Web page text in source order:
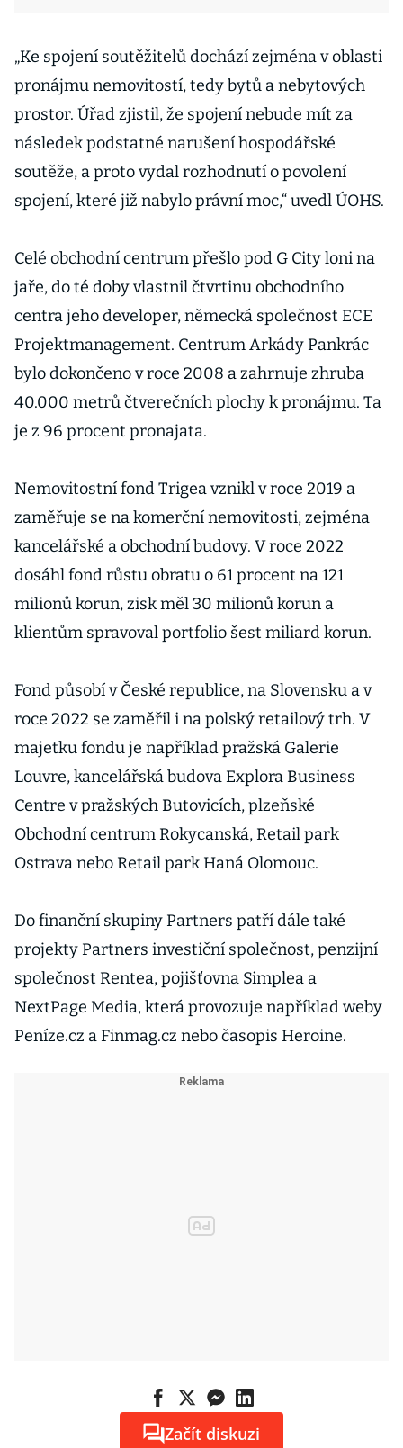
„Ke spojení soutěžitelů dochází zejména v oblasti
pronájmu nemovitostí, tedy bytů a nebytových
prostor. Úřad zjistil, že spojení nebude mít za
následek podstatné narušení hospodářské
soutěže, a proto vydal rozhodnutí o povolení
spojení, které již nabylo právní moc,“ uvedl ÚOHS.
Celé obchodní centrum přešlo pod G City loni na
jaře, do té doby vlastnil čtvrtinu obchodního
centra jeho developer, německá společnost ECE
Projektmanagement. Centrum Arkády Pankrác
bylo dokončeno v roce 2008 a zahrnuje zhruba
40.000 metrů čtverečních plochy k pronájmu. Ta
je z 96 procent pronajata.
Nemovitostní fond Trigea vznikl v roce 2019 a
zaměřuje se na komerční nemovitosti, zejména
kancelářské a obchodní budovy. V roce 2022
dosáhl fond růstu obratu o 61 procent na 121
milionů korun, zisk měl 30 milionů korun a
klientům spravoval portfolio šest miliard korun.
Fond působí v České republice, na Slovensku a v
roce 2022 se zaměřil i na polský retailový trh. V
majetku fondu je například pražská Galerie
Louvre, kancelářská budova Explora Business
Centre v pražských Butovicích, plzeňské
Obchodní centrum Rokycanská, Retail park
Ostrava nebo Retail park Haná Olomouc.
Do finanční skupiny Partners patří dále také
projekty Partners investiční společnost, penzijní
společnost Rentea, pojišťovna Simplea a
NextPage Media, která provozuje například weby
Peníze.cz a Finmag.cz nebo časopis Heroine.
Začít diskuzi